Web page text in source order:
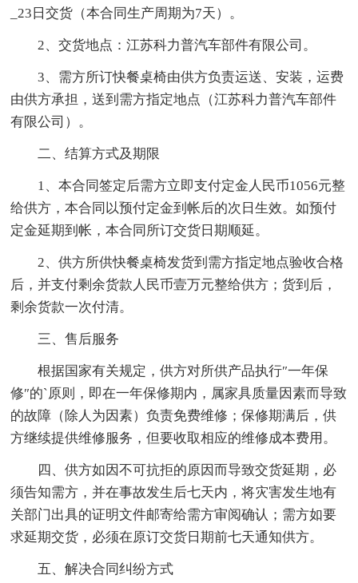
_23日交货（本合同生产周期为7天）。
2、交货地点：江苏科力普汽车部件有限公司。
3、需方所订快餐桌椅由供方负责运送、安装，运费
由供方承担，送到需方指定地点（江苏科力普汽车部件
有限公司）。
二、结算方式及期限
1、本合同签定后需方立即支付定金人民币1056元整
给供方，本合同以预付定金到帐后的次日生效。如预付
定金延期到帐，本合同所订交货日期顺延。
2、供方所供快餐桌椅发货到需方指定地点验收合格
后，并支付剩余货款人民币壹万元整给供方；货到后，
剩余货款一次付清。
三、售后服务
根据国家有关规定，供方对所供产品执行″一年保
修″的`原则，即在一年保修期内，属家具质量因素而导致
的故障（除人为因素）负责免费维修；保修期满后，供
方继续提供维修服务，但要收取相应的维修成本费用。
四、供方如因不可抗拒的原因而导致交货延期，必
须告知需方，并在事故发生后七天内，将灾害发生地有
关部门出具的证明文件邮寄给需方审阅确认；需方如要
求延期交货，必须在原订交货日期前七天通知供方。
五、解决合同纠纷方式